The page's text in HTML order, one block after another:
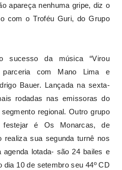
apareça nenhuma gripe, diz o
com o Troféu Guri, do Grupo
sucesso da música “Virou
parceria com Mano Lima e
Bauer. Lançada na sexta-
rodadas nas emissoras do
regional. Outro grupo
é Os Monarcas, de
realiza sua segunda turnê nos
agenda lotada- são 24 bailes e
10 de setembro seu 44º CD